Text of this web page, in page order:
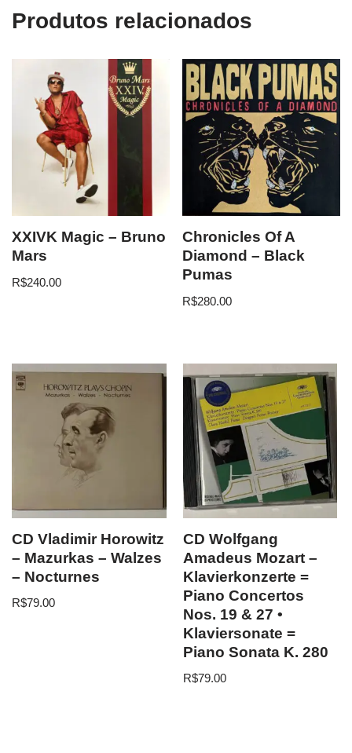
Produtos relacionados
XXIVK Magic – Bruno
Mars
R$240.00
Chronicles Of A
Diamond – Black
Pumas
R$280.00
CD Vladimir Horowitz
– Mazurkas – Walzes
– Nocturnes
R$79.00
CD Wolfgang
Amadeus Mozart –
Klavierkonzerte =
Piano Concertos
Nos. 19 & 27 •
Klaviersonate =
Piano Sonata K. 280
R$79.00